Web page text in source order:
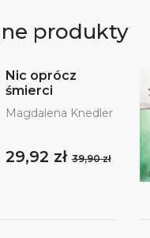
produkty
Nic oprócz
śmierci
Magdalena Knedler
29,92 zł39,90 zł